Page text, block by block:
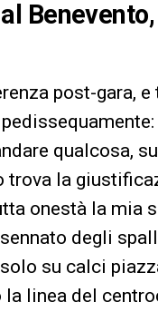
post-gara, e
qualcosa,
la
onestà la mia
degli
su calci
linea del